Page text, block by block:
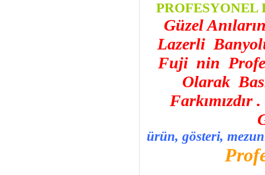
Güzel
Lazerli
Fuji nin
Olarak
ürün, gösteri,